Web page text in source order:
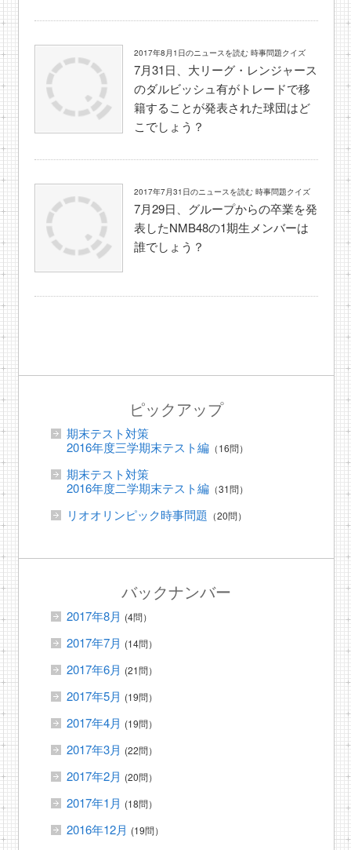
2017年8月1日のニュースを読む 時事問題クイズ
7月31日、大リーグ・レンジャース
のダルビッシュ有がトレードで移
籍することが発表された球団はど
こでしょう？
2017年7月31日のニュースを読む 時事問題クイズ
7月29日、グループからの卒業を発
表したNMB48の1期生メンバーは
誰でしょう？
ピックアップ
期末テスト対策
2016年度三学期末テスト編（16問）
期末テスト対策
2016年度二学期末テスト編（31問）
リオオリンピック時事問題 （20問）
バックナンバー
2017年8月 (4問）
2017年7月 (14問）
2017年6月 (21問）
2017年5月 (19問）
2017年4月 (19問）
2017年3月 (22問）
2017年2月 (20問）
2017年1月 (18問）
2016年12月 (19問）